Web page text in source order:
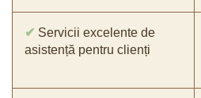
✔ Servicii excelente de
asistență pentru clienți